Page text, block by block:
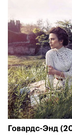
Говардс-Энд